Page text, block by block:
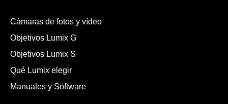
Cámaras de fotos y vídeo
Objetivos Lumix G
Objetivos Lumix S
Qué Lumix elegir
Manuales y Software